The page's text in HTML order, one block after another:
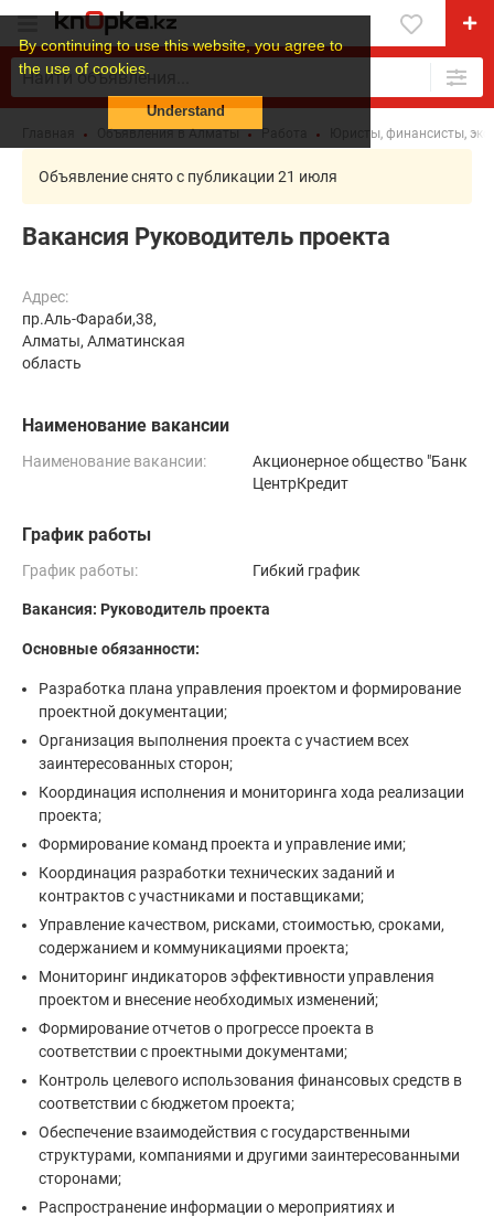
By continuing to use this website, you agree to
the use of cookies.
Understand
Объявления в Алматы Работа Юристы, финансисты,
Объявление снято с публикации 21 июля
Вакансия Руководитель проекта
Адрес:
пр.Аль-Фараби,38,
Алматы, Алматинская
область
Наименование вакансии
Наименование вакансии:
Акционерное общество "Банк
ЦентрКредит
График работы
График работы: Гибкий график
Вакансия: Руководитель проекта
Основные обязанности:
Разработка плана управления проектом и формирование
проектной документации;
Организация выполнения проекта с участием всех
заинтересованных сторон;
Координация исполнения и мониторинга хода реализации
проекта;
Формирование команд проекта и управление ими;
Координация разработки технических заданий и
контрактов с участниками и поставщиками;
Управление качеством, рисками, стоимостью, сроками,
содержанием и коммуникациями проекта;
Мониторинг индикаторов эффективности управления
проектом и внесение необходимых изменений;
Формирование отчетов о прогрессе проекта в
соответствии с проектными документами;
Контроль целевого использования финансовых средств в
соответствии с бюджетом проекта;
Обеспечение взаимодействия с государственными
структурами, компаниями и другими заинтересованными
сторонами;
Распространение информации о мероприятиях и